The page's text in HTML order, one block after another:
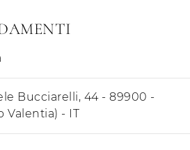
Bucciarelli, 44 - 89900 -
Valentia) - IT